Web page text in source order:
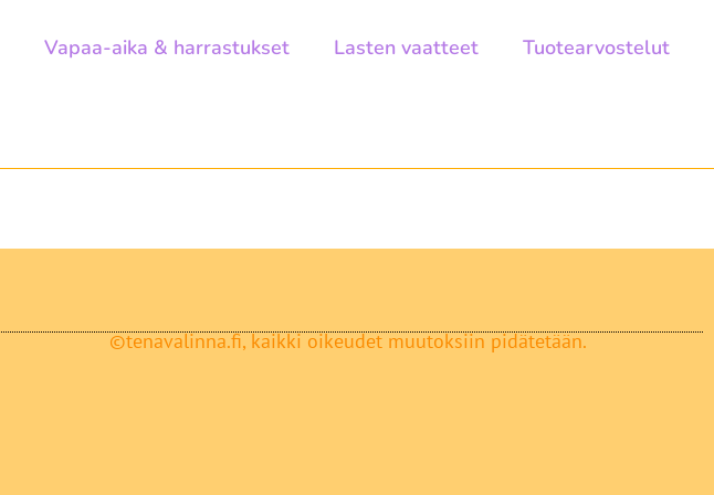
Vapaa-aika & harrastukset Lasten vaatteet Tuotearvostelut
©tenavalinna.fi, kaikki oikeudet muutoksiin pidätetään.